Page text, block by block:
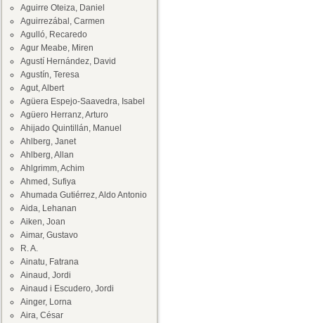
Aguirre Oteiza, Daniel
Aguirrezábal, Carmen
Agulló, Recaredo
Agur Meabe, Miren
Agustí Hernández, David
Agustín, Teresa
Agut, Albert
Agüera Espejo-Saavedra, Isabel
Agüero Herranz, Arturo
Ahijado Quintillán, Manuel
Ahlberg, Janet
Ahlberg, Allan
Ahlgrimm, Achim
Ahmed, Sufiya
Ahumada Gutiérrez, Aldo Antonio
Aida, Lehanan
Aiken, Joan
Aimar, Gustavo
R. A.
Ainatu, Fatrana
Ainaud, Jordi
Ainaud i Escudero, Jordi
Ainger, Lorna
Aira, César